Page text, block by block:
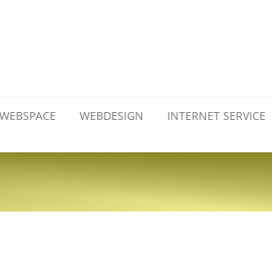
WEBSPACE WEBDESIGN INTERNET SERVICE